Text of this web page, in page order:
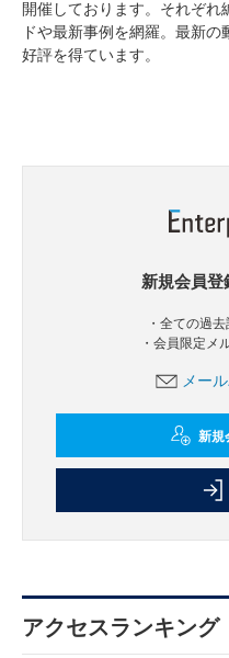
開催しております。それぞ
ドや最新事例を網羅。最新の
好評を得ています。
新規会員登
・全ての過
・会員限定メ
メー
新規
アクセスランキング